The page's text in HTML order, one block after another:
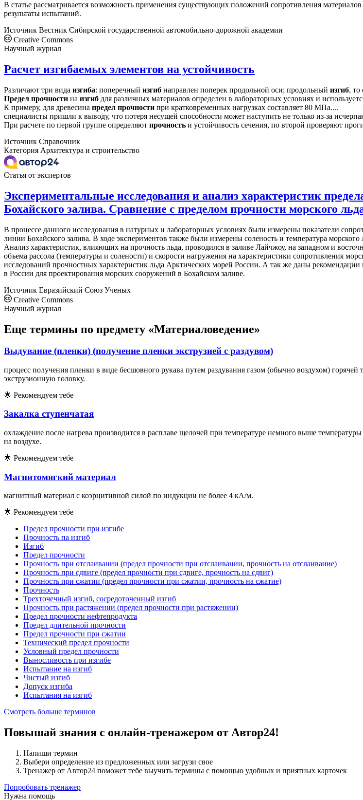
В статье рассматривается возможность применения существующих положений сопротивления
результаты испытаний.
Источник Вестник Сибирской государственной автомобильно-дорожной академии
Creative Commons
Научный журнал
Расчет изгибаемых элементов на устойчивость
Различают три вида изгиба: поперечный изгиб направлен поперек продольной оси; продольный изгиб, то
Предел прочности на изгиб для различных материалов определен в лабораторных условиях и
К примеру, для древесина предел прочности при кратковременных нагрузках составляет 80 МПа....
специалисты пришли к выводу, что потеря несущей способности может наступить не только из-за
При расчете по первой группе определяют прочность и устойчивость сечения, по второй проверяют
Источник Справочник
Категория Архитектура и строительство
Статья от экспертов
Экспериментальные исследования и анализ характеристик
Бохайского залива. Сравнение с пределом прочности морского
В процессе данного исследования в натурных и лабораторных условиях были измерены показатели
линии Бохайского залива. В ходе экспериментов также были измерены соленость и температура
Анализ характеристик, влияющих на прочность льда, проводился в заливе Лайчжоу, на западном и
объема рассола (температуры и солености) и скорости нагружения на характеристики сопротивления
исследований прочностных характеристик льда Арктических морей России. А так же даны
в России для проектирования морских сооружений в Бохайском заливе.
Источник Евразийский Союз Ученых
Creative Commons
Научный журнал
Еще термины по предмету «Материаловедение»
Выдувание (пленки) (получение пленки экструзией с раздувом)
процесс получения пленки в виде бесшовного рукава путем раздувания газом (обычно воздухом)
экструзионную головку.
🌟 Рекомендуем тебе
Закалка ступенчатая
охлаждение после нагрева производится в расплаве щелочей при температуре немного выше
на воздухе.
🌟 Рекомендуем тебе
Магнитомягкий материал
магнитный материал с коэрцитивной силой по индукции не более 4 кА/м.
🌟 Рекомендуем тебе
Предел прочности при изгибе
Прочность па изгиб
Изгиб
Предел прочности
Прочность при отслаивании (предел прочности при отслаивании, прочность на отслаивание)
Прочность при сдвиге (предел прочности при сдвиге, прочность на сдвиг)
Прочность при сжатии (предел прочности при сжатии, прочность на сжатие)
Прочность
Трехточечный изгиб, сосредоточенный изгиб
Прочность при растяжении (предел прочности при растяжении)
Предел прочности нефтепродукта
Предел длительной прочности
Предел прочности при сжатии
Технический предел прочности
Условный предел прочности
Выносливость при изгибе
Испытание на изгиб
Чистый изгиб
Допуск изгиба
Испытания на изгиб
Смотреть больше терминов
Повышай знания с онлайн-тренажером от Автор24!
Напиши термин
Выбери определение из предложенных или загрузи свое
Тренажер от Автор24 поможет тебе выучить термины с помощью удобных и приятных карточек
Попробовать тренажер
Нужна помощь